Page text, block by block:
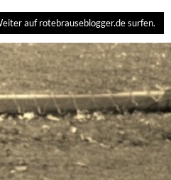
auf rotebrauseblogger.de surfen.